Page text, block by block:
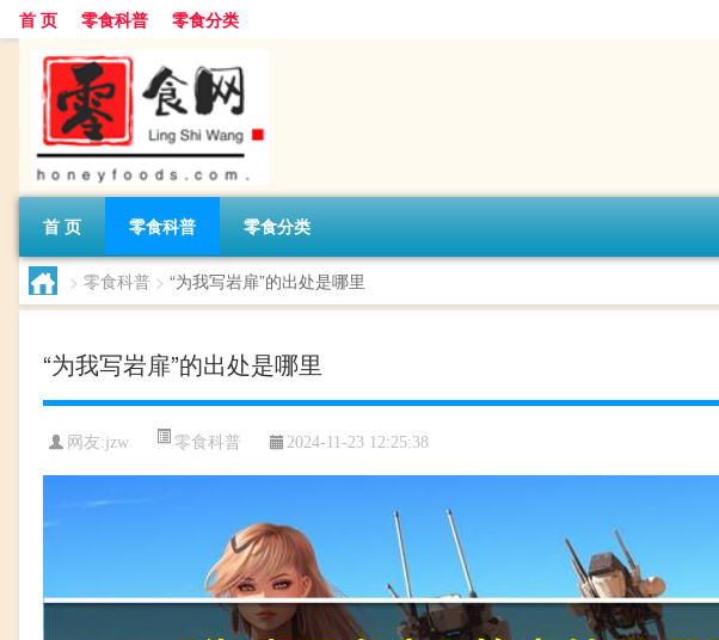
首 页 零食科普 零食分类
首 页 零食科普 零食分类
> 零食科普 > “为我写岩扉”的出处是哪里
“为我写岩扉”的出处是哪里
网友:jzw 零食科普 2024-11-23 12:25:38